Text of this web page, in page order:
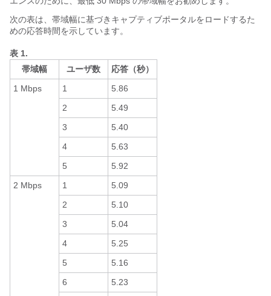
次の表は、帯域幅に基づきキャプティブポータルをロードするた
めの応答時間を示しています。
表 1.
帯域幅
ユーザ数
応答（秒）
1 Mbps
1
5.86
2
5.49
3
5.40
4
5.63
5
5.92
2 Mbps
1
5.09
2
5.10
3
5.04
4
5.25
5
5.16
6
5.23